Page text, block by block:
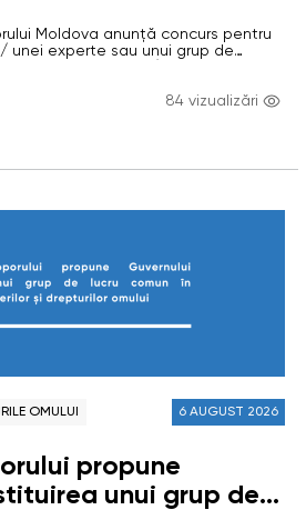
pentru elaborarea
în procesele
Moldova anunță concurs pentru
unei experte sau unui grup de
și politice în Republica
84 vizualizări
OMULUI 6 AUGUST 2026
propune
unui grup de